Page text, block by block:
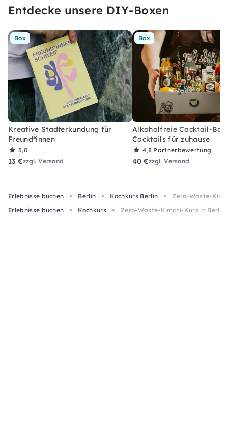
das geht, wirst du in unseren Kochkursen
Entdecke unsere DIY-Boxen
Box
Kreative Stadterkundung für
Freund*innen
5,0
13 €zzgl. Versand
Box
Alkoholfreie Cocktail-Box
Cocktails für zuhause
4,8 Partnerbewertung
40 €zzgl. Versand
Erlebnisse buchen Berlin Kochkurs Berlin
Zero-Waste-
Erlebnisse buchen
Kochkurs Zero-Waste-Kimchi-Kurs in Berlin